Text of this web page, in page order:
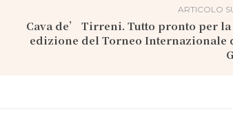
ARTICOLO
Cava de’ Tirreni. Tutto pronto per la
edizione del Torneo Internazionale